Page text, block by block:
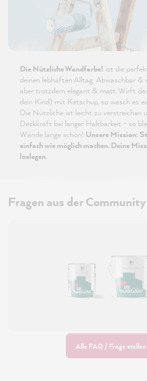
Die Nützliche Wandfarbe! ist die
deinen lebhaften Alltag: Abwaschbar &
aber trotzdem elegant & matt. Wirft
dein Kind) mit Ketschup, so wasch es
Die Nützliche ist leicht zu verstreichen
Deckkraft bei langer Haltbarkeit - so
Wände lange schön! Unsere Mission:
einfach wie möglich machen. Deine
loslegen.
Fragen aus der Community
Alle FAQ / Frage stellen